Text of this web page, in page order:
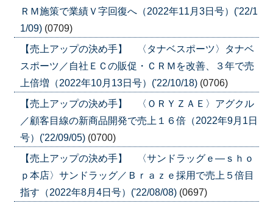
ＲＭ施策で業績Ｖ字回復へ（2022年11月3日号）('22/1
1/09) (0709)
【売上アップの決め手】 〈タナベスポーツ〉タナベ
スポーツ／自社ＥＣの販促・ＣＲＭを改善、３年で売
上倍増（2022年10月13日号）('22/10/18) (0706)
【売上アップの決め手】 〈ＯＲＹＺＡＥ〉アグクル
／顧客目線の新商品開発で売上１６倍（2022年9月1日
号）('22/09/05) (0700)
【売上アップの決め手】 〈サンドラッグｅ―ｓｈｏ
ｐ本店〉サンドラッグ／Ｂｒａｚｅ採用で売上５倍目
指す（2022年8月4日号）('22/08/08) (0697)